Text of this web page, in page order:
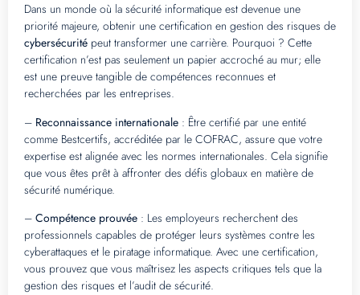
Dans un monde où la sécurité informatique est devenue une
priorité majeure, obtenir une certification en gestion des risques de
cybersécurité peut transformer une carrière. Pourquoi ? Cette
certification n’est pas seulement un papier accroché au mur; elle
est une preuve tangible de compétences reconnues et
recherchées par les entreprises.
– Reconnaissance internationale : Être certifié par une entité
comme Bestcertifs, accréditée par le COFRAC, assure que votre
expertise est alignée avec les normes internationales. Cela signifie
que vous êtes prêt à affronter des défis globaux en matière de
sécurité numérique.
– Compétence prouvée : Les employeurs recherchent des
professionnels capables de protéger leurs systèmes contre les
cyberattaques et le piratage informatique. Avec une certification,
vous prouvez que vous maîtrisez les aspects critiques tels que la
gestion des risques et l’audit de sécurité.